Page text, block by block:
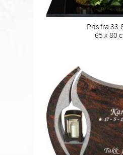
Pris fra
65 x 80